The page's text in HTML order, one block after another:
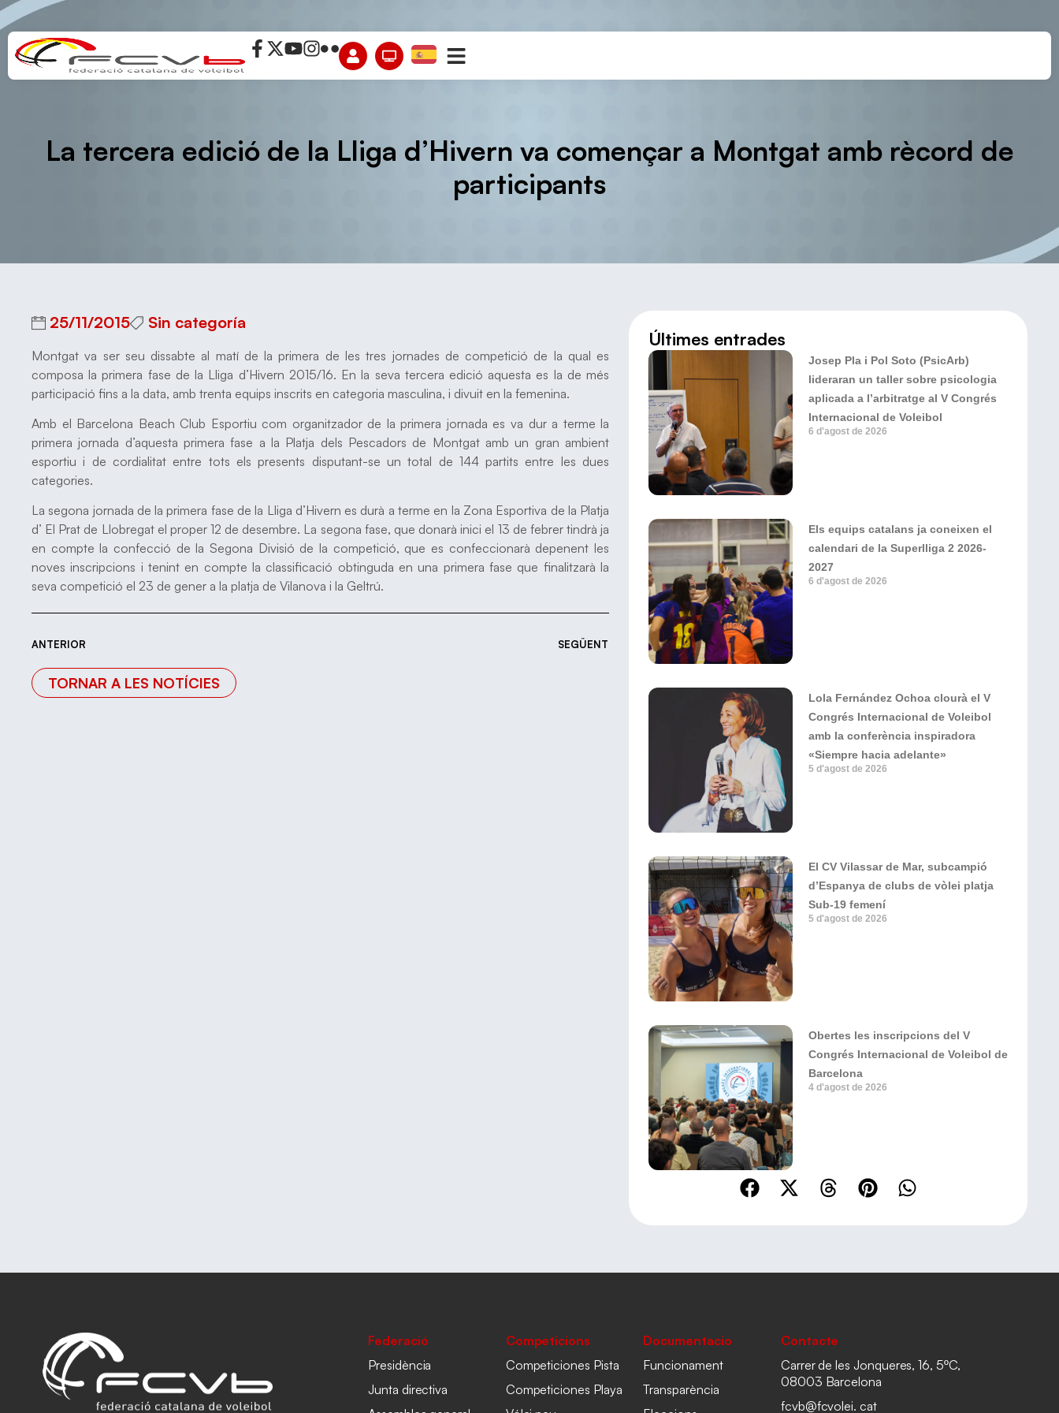
La tercera edició de la Lliga d’Hivern va començar a Montgat amb rècord de
participants
25/11/2015 Sin categoría
Montgat va ser seu dissabte al matí de la primera de les tres jornades de competició de la qual es
composa la primera fase de la Lliga d’Hivern 2015/16. En la seva tercera edició aquesta es la de més
participació fins a la data, amb trenta equips inscrits en categoria masculina, i divuit en la femenina.
Amb el Barcelona Beach Club Esportiu com organitzador de la primera jornada es va dur a terme la
primera jornada d’aquesta primera fase a la Platja dels Pescadors de Montgat amb un gran ambient
esportiu i de cordialitat entre tots els presents disputant-se un total de 144 partits entre les dues
categories.
La segona jornada de la primera fase de la Lliga d’Hivern es durà a terme en la Zona Esportiva de la Platja
d’ El Prat de Llobregat el proper 12 de desembre. La segona fase, que donarà inici el 13 de febrer tindrà ja
en compte la confecció de la Segona Divisió de la competició, que es confeccionarà depenent les
noves inscripcions i tenint en compte la classificació obtinguda en una primera fase que finalitzarà la
seva competició el 23 de gener a la platja de Vilanova i la Geltrú.
ANTERIOR SEGÜENT
TORNAR A LES NOTÍCIES
Últimes entrades
Josep Pla i Pol Soto (PsicArb)
lideraran un taller sobre psicologia
aplicada a l’arbitratge al V Congrés
Internacional de Voleibol
6 d'agost de 2026
Els equips catalans ja coneixen el
calendari de la Superlliga 2 2026-
2027
6 d'agost de 2026
Lola Fernández Ochoa clourà el V
Congrés Internacional de Voleibol
amb la conferència inspiradora
«Siempre hacia adelante»
5 d'agost de 2026
El CV Vilassar de Mar, subcampió
d’Espanya de clubs de vòlei platja
Sub-19 femení
5 d'agost de 2026
Obertes les inscripcions del V
Congrés Internacional de Voleibol de
Barcelona
4 d'agost de 2026
Federació
Presidència
Junta directiva
Competicions
Competiciones Pista
Competiciones Playa
Documentacio
Funcionament
Transparència
Contacte
Carrer de les Jonqueres, 16, 5ºC,
08003 Barcelona
fcvb@fcvolei. cat